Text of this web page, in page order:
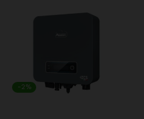
-2%